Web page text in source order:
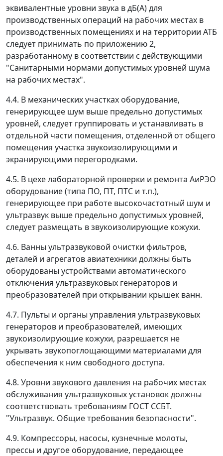
эквивалентные уровни звука в дБ(А) для
производственных операций на рабочих местах в
производственных помещениях и на территории АТБ
следует принимать по приложению 2,
разработанному в соответствии с действующими
"Санитарными нормами допустимых уровней шума
на рабочих местах".
4.4. В механических участках оборудование,
генерирующее шум выше предельно допустимых
уровней, следует группировать и устанавливать в
отдельной части помещения, отделенной от общего
помещения участка звукоизолирующими и
экранирующими перегородками.
4.5. В цехе лабораторной проверки и ремонта АиРЭО
оборудование (типа ПО, ПТ, ПТС и т.п.),
генерирующее при работе высокочастотный шум и
ультразвук выше предельно допустимых уровней,
следует размещать в звукоизолирующие кожухи.
4.6. Ванны ультразвуковой очистки фильтров,
деталей и агрегатов авиатехники должны быть
оборудованы устройствами автоматического
отключения ультразвуковых генераторов и
преобразователей при открывании крышек ванн.
4.7. Пульты и органы управления ультразвуковых
генераторов и преобразователей, имеющих
звукоизолирующие кожухи, разрешается не
укрывать звукопоглощающими материалами для
обеспечения к ним свободного доступа.
4.8. Уровни звукового давления на рабочих местах
обслуживания ультразвуковых установок должны
соответствовать требованиям ГОСТ ССБТ.
"Ультразвук. Общие требования безопасности".
4.9. Компрессоры, насосы, кузнечные молоты,
прессы и другое оборудование, передающее